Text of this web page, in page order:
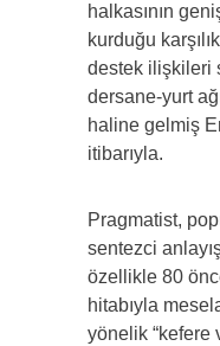
halkasının
kurduğu
destek ilişkileri
dersane-yurt
haline gelmiş
itibarıyla.
Pragmatist,
sentezci
özellikle 80
hitabıyla
yönelik “kefere